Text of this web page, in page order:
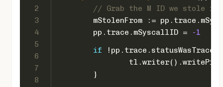
2
3
4
5
6
7
8
// Grab the M ID we stole
mStolenFrom :=
	pp.trace.mSyscallID =
-1
if
	}